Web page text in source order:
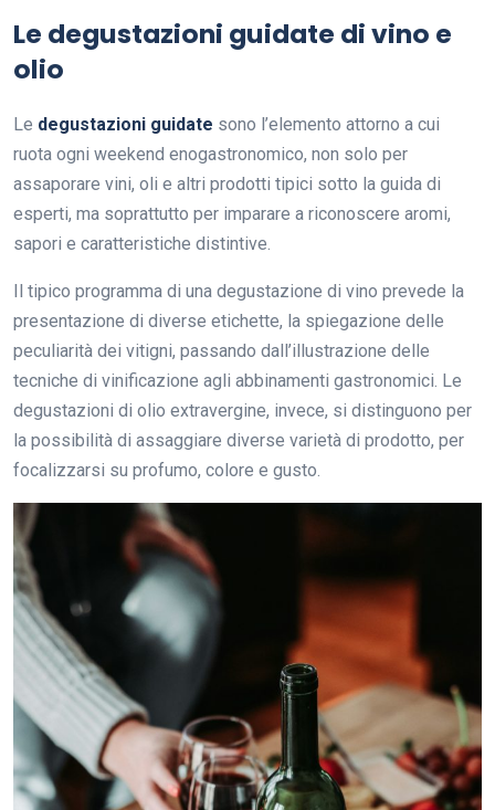
Le degustazioni guidate di vino e
olio
Le degustazioni guidate sono l’elemento attorno a cui
ruota ogni weekend enogastronomico, non solo per
assaporare vini, oli e altri prodotti tipici sotto la guida di
esperti, ma soprattutto per imparare a riconoscere aromi,
sapori e caratteristiche distintive.
Il tipico programma di una degustazione di vino prevede la
presentazione di diverse etichette, la spiegazione delle
peculiarità dei vitigni, passando dall’illustrazione delle
tecniche di vinificazione agli abbinamenti gastronomici. Le
degustazioni di olio extravergine, invece, si distinguono per
la possibilità di assaggiare diverse varietà di prodotto, per
focalizzarsi su profumo, colore e gusto.